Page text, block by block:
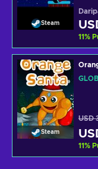
Steam
11%
Steam
USD
11%